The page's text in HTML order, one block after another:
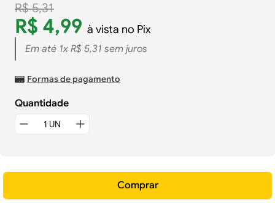
R$ 5,31
R$ 4,99 à vista no Pix
Em até 1x R$ 5,31 sem juros
Formas de pagamento
Quantidade
Comprar